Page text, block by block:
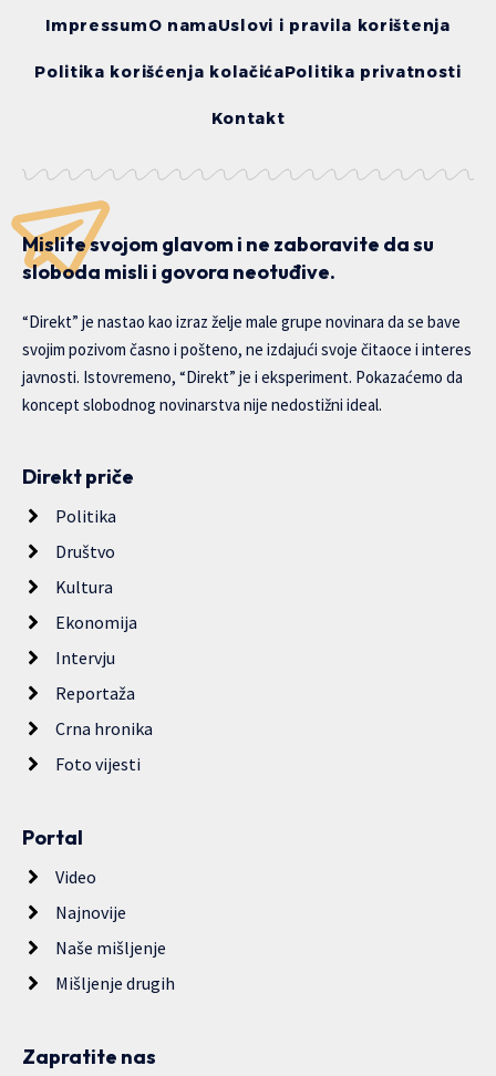
ImpressumO namaUslovi i pravila korištenja
Politika korišćenja kolačićaPolitika privatnosti
Kontakt
Mislite svojom glavom i ne zaboravite da su
sloboda misli i govora neotuđive.
“Direkt” je nastao kao izraz želje male grupe novinara da se bave
svojim pozivom časno i pošteno, ne izdajući svoje čitaoce i interes
javnosti. Istovremeno, “Direkt” je i eksperiment. Pokazaćemo da
koncept slobodnog novinarstva nije nedostižni ideal.
Direkt priče
Politika
Društvo
Kultura
Ekonomija
Intervju
Reportaža
Crna hronika
Foto vijesti
Portal
Video
Najnovije
Naše mišljenje
Mišljenje drugih
Zapratite nas